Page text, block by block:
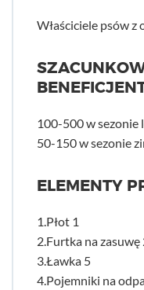
Właściciele psów z
100-500 w sezonie
50-150 w sezonie
ELEMENTY
1.Płot 1
2.Furtka na zasuwę
3.Ławka 5
4.Pojemniki na